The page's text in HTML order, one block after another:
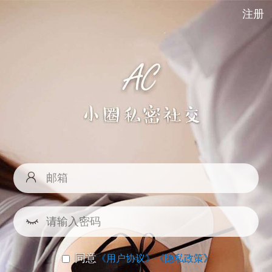
注册
同意《用户协议》《隐私政策》